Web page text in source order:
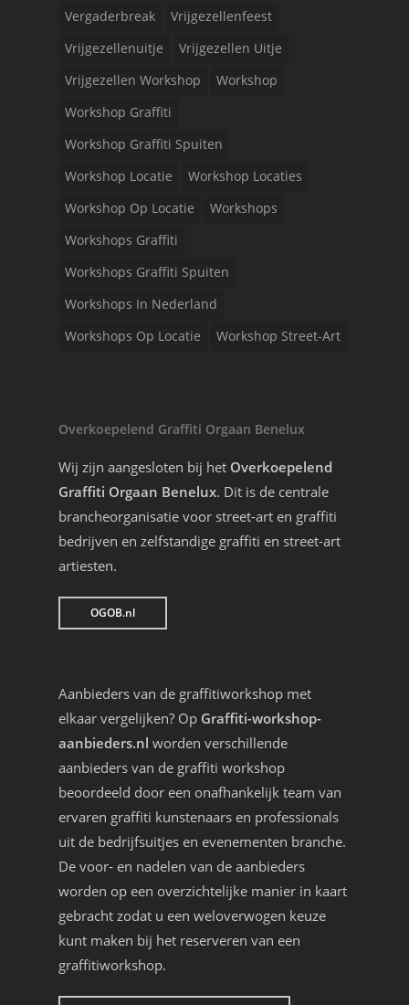
Vergaderbreak
Vrijgezellenfeest
Vrijgezellenuitje
Vrijgezellen Uitje
Vrijgezellen Workshop
Workshop
Workshop Graffiti
Workshop Graffiti Spuiten
Workshop Locatie
Workshop Locaties
Workshop Op Locatie
Workshops
Workshops Graffiti
Workshops Graffiti Spuiten
Workshops In Nederland
Workshops Op Locatie
Workshop Street-Art
Overkoepelend Graffiti Orgaan Benelux
Wij zijn aangesloten bij het Overkoepelend
Graffiti Orgaan Benelux. Dit is de centrale
brancheorganisatie voor street-art en graffiti
bedrijven en zelfstandige graffiti en street-art
artiesten.
OGOB.nl
Aanbieders van de graffitiworkshop met
elkaar vergelijken? Op Graffiti-workshop-
aanbieders.nl worden verschillende
aanbieders van de graffiti workshop
beoordeeld door een onafhankelijk team van
ervaren graffiti kunstenaars en professionals
uit de bedrijfsuitjes en evenementen branche.
De voor- en nadelen van de aanbieders
worden op een overzichtelijke manier in kaart
gebracht zodat u een weloverwogen keuze
kunt maken bij het reserveren van een
graffitiworkshop.